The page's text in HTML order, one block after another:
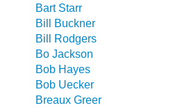
Bart Starr
Bill Buckner
Bill Rodgers
Bo Jackson
Bob Hayes
Bob Uecker
Breaux Greer